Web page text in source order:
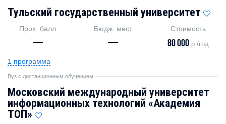
Тульский государственный университет
Прох. балл
—
Бюдж. мест
—
Стоимость
80 000 р./год
1 программа
Вуз с дистанционным обучением
Московский международный университет
информационных технологий «Академия
ТОП»